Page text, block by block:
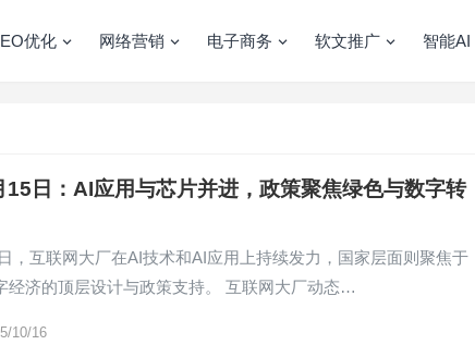
优化 网络营销 电子商务 软文推广 智能AI
日：AI应用与芯片并进，政策聚焦绿色与数字转
，互联网大厂在AI技术和AI应用上持续发力，国家层面则聚焦于
经济的顶层设计与政策支持。 互联网大厂动态…
10/16